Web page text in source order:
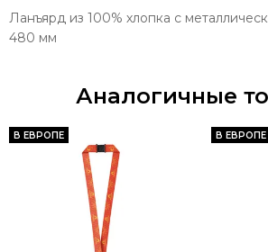
Ланъярд из 100% хлопка с
480 мм
Аналогичные
В ЕВРОПЕ В ЕВРОПЕ